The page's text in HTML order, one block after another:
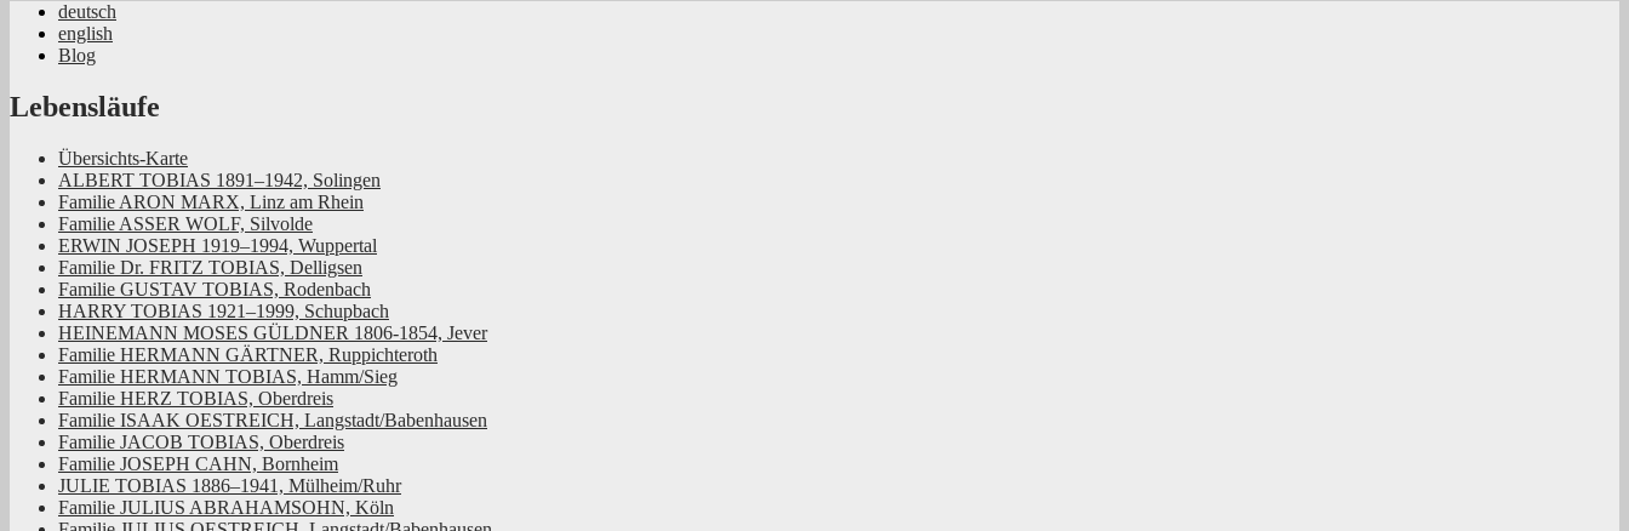
Jüdische Familiengeschichte aus dem Rheinland
deutsch
english
Blog
Lebensläufe
Übersichts-Karte
ALBERT TOBIAS 1891–1942, Solingen
Familie ARON MARX, Linz am Rhein
Familie ASSER WOLF, Silvolde
ERWIN JOSEPH 1919–1994, Wuppertal
Familie Dr. FRITZ TOBIAS, Delligsen
Familie GUSTAV TOBIAS, Rodenbach
HARRY TOBIAS 1921–1999, Schupbach
HEINEMANN MOSES GÜLDNER 1806-1854, Jever
Familie HERMANN GÄRTNER, Ruppichteroth
Familie HERMANN TOBIAS, Hamm/Sieg
Familie HERZ TOBIAS, Oberdreis
Familie ISAAK OESTREICH, Langstadt/Babenhausen
Familie JACOB TOBIAS, Oberdreis
Familie JOSEPH CAHN, Bornheim
JULIE TOBIAS 1886–1941, Mülheim/Ruhr
Familie JULIUS ABRAHAMSOHN, Köln